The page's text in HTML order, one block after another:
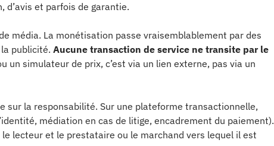
d’avis et parfois de garantie.
média. La monétisation passe vraisemblablement par des
publicité. Aucune transaction de service ne transite par le
un simulateur de prix, c’est via un lien externe, pas via un
sur la responsabilité. Sur une plateforme transactionnelle,
médiation en cas de litige, encadrement du paiement).
lecteur et le prestataire ou le marchand vers lequel il est